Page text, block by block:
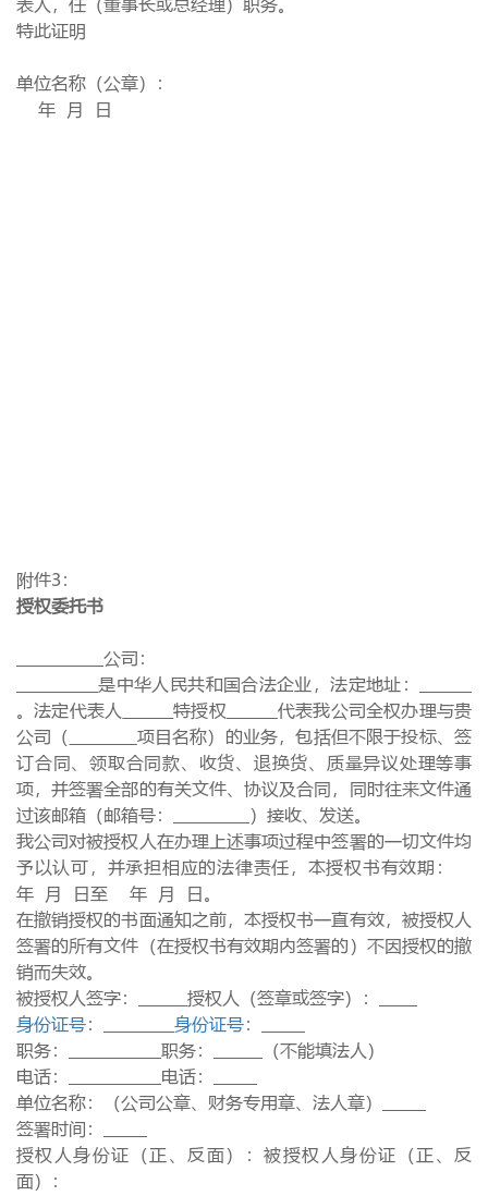
特此证明
单位名称（公章）：
年 月 日
附件3：
授权委托书
公司：
是中华人民共和国合法企业，法定地址：
。法定代表人
特授权
代表我公司全权办理与贵
公司（
项目名称）的业务，包括但不限于投标、签
订合同、领取合同款、收货、退换货、质量异议处理等事
项，并签署全部的有关文件、协议及合同，同时往来文件通
过该邮箱（邮箱号：
）接收、发送。
我公司对被授权人在办理上述事项过程中签署的一切文件均
予以认可，并承担相应的法律责任，本授权书有效期：
年 月 日至 年 月
日。
在撤销授权的书面通知之前，本授权书一直有效，被授权人
签署的所有文件（在授权书有效期内签署的）不因授权的撤
销而失效。
被授权人签字：
授权人（签章或签字）：
身份证号： 身份证号：
职务：
职务：
（不能填法人）
电话：
电话：
单位名称：（公司公章、财务专用章、法人章）
签署时间：
授权人身份证（正、反面）：被授权人身份证（正、反
面）：